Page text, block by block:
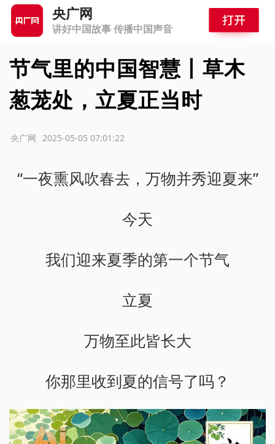
央广网
讲好中国故事 传播中国声音
节气里的中国智慧丨草木
葱茏处，立夏正当时
2025-05-05 07:01:22
央广网
“一夜熏风吹春去，万物并秀迎夏来”
今天
我们迎来夏季的第一个节气
立夏
万物至此皆长大
你那里收到夏的信号了吗？